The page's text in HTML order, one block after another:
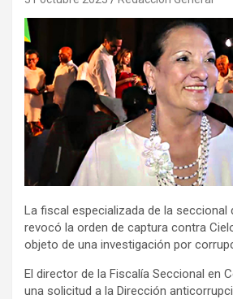
La fiscal especializada de la seccional
revocó la orden de captura contra
objeto de una investigación por
El director de la Fiscalía Seccional en
una solicitud a la Dirección